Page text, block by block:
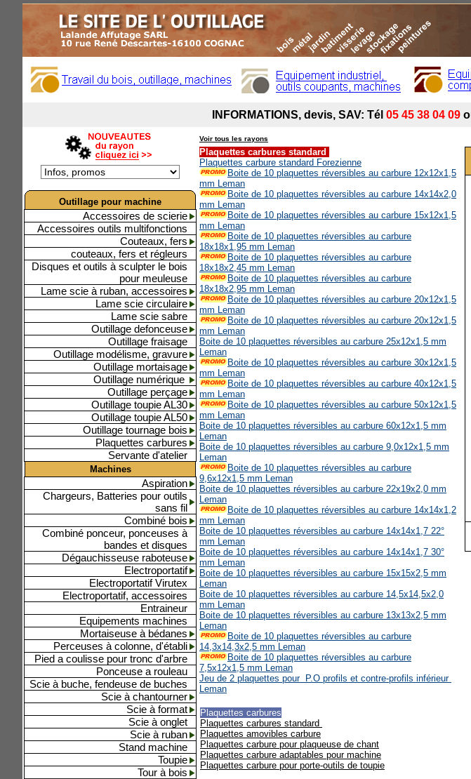
Outillage pour machine
Accessoires de scierie
Accessoires outils multifonctions
Couteaux, fers
couteaux, fers et régleurs
Disques et outils à sculpter le bois
pour meuleuse
Lame scie à ruban, accessoires
Lame scie circulaire
Lame scie sabre
Outillage defonceuse
Outillage fraisage
Outillage modélisme, gravure
Outillage mortaisage
Outillage numérique
Outillage perçage
Outillage toupie AL30
Outillage toupie AL50
Outillage tournage bois
Plaquettes carbures
Servante d'atelier
Machines
Aspiration
Chargeurs, Batteries pour outils
sans fil
Combiné bois
Combiné ponceur, ponceuses à
bandes et disques
Dégauchisseuse raboteuse
Electroportatif
Electroportatif Virutex
Electroportatif, accessoires
Entraineur
Equipements machines
Mortaiseuse à bédanes
Perceuses à colonne, d'établi
Pied a coulisse pour tronc d'arbre
Ponceuse a rouleau
Scie à buche, fendeuse de buches
Scie à chantourner
Scie à format
Scie à onglet
Scie à ruban
Stand machine
Toupie
Tour à bois
Voir tous les rayons
Plaquettes carbures standard
Plaquettes carbure standard Forezienne
Boite de 10 plaquettes réversibles au carbure 12x12x1,5
mm Leman
Boite de 10 plaquettes réversibles au carbure 14x14x2,0
mm Leman
Boite de 10 plaquettes réversibles au carbure 15x12x1,5
mm Leman
Boite de 10 plaquettes réversibles au carbure
18x18x1,95 mm Leman
Boite de 10 plaquettes réversibles au carbure
18x18x2,45 mm Leman
Boite de 10 plaquettes réversibles au carbure
18x18x2,95 mm Leman
Boite de 10 plaquettes réversibles au carbure 20x12x1,5
mm Leman
Boite de 10 plaquettes réversibles au carbure 20x12x1,5
mm Leman
Boite de 10 plaquettes réversibles au carbure 25x12x1,5 mm
Leman
Boite de 10 plaquettes réversibles au carbure 30x12x1,5
mm Leman
Boite de 10 plaquettes réversibles au carbure 40x12x1,5
mm Leman
Boite de 10 plaquettes réversibles au carbure 50x12x1,5
mm Leman
Boite de 10 plaquettes réversibles au carbure 60x12x1,5 mm
Leman
Boite de 10 plaquettes réversibles au carbure 9,0x12x1,5 mm
Leman
Boite de 10 plaquettes réversibles au carbure
9,6x12x1,5 mm Leman
Boite de 10 plaquettes réversibles au carbure 22x19x2,0 mm
Leman
Boite de 10 plaquettes réversibles au carbure 14x14x1,2
mm Leman
Boite de 10 plaquettes réversibles au carbure 14x14x1,7 22°
mm Leman
Boite de 10 plaquettes réversibles au carbure 14x14x1,7 30°
mm Leman
Boite de 10 plaquettes réversibles au carbure 15x15x2,5 mm
Leman
Boite de 10 plaquettes réversibles au carbure 14,5x14,5x2,0
mm Leman
Boite de 10 plaquettes réversibles au carbure 13x13x2,5 mm
Leman
Boite de 10 plaquettes réversibles au carbure
14,3x14,3x2,5 mm Leman
Boite de 10 plaquettes réversibles au carbure
7,5x12x1,5 mm Leman
Jeu de 2 plaquettes pour P.O profils et contre-profils inférieur
Leman
Plaquettes carbures
Plaquettes carbures standard
Plaquettes amovibles carbure
Plaquettes carbure pour plaqueuse de chant
Plaquettes carbure adaptables pour machine
Plaquettes carbure pour porte-outils de toupie